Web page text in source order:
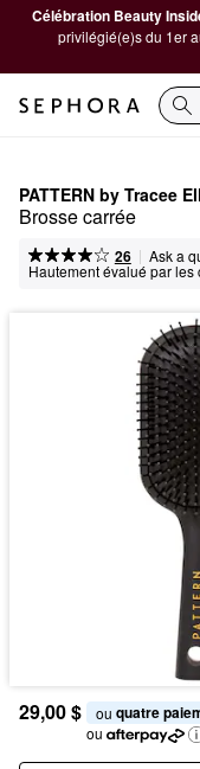
Célébration Beauty
privilégié(e)s du 1er
PATTERN by Tracee
Brosse carrée
26 | Ask a
Hautement évalué par les
29,00 $ ou quatre
ou